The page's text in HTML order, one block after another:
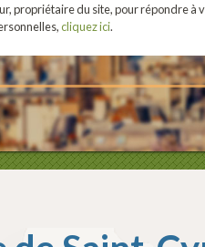
propriétaire du site, pour répondre
cliquez ici.